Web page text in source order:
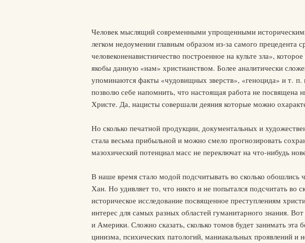
Человек мыслящий современными упрощенными
легком недоумении главным образом из-за самого
человеконенавистничество построенное на культе зла»,
якобы данную «нам» христианством. Более аналитически
упоминаются факты «чудовищных зверств», «геноцида» и т.
позволю себе напомнить, что настоящая работа не
Христе. Да, нацисты совершали деяния которые можно
Но сколько печатной продукции, документальных и
стала весьма прибыльной и можно смело прогнозировать
мазохический потенциал масс не переключат на что-нибудь
В наше время стало модой подсчитывать во сколько
Хан. Но удивляет то, что никто и не попытался подсчитать во
историческое исследование посвященное преступлениям
интерес для самых разных областей гуманитарного знания.
и Америки. Сложно сказать, сколько томов будет занимать эта
цинизма, психических патологий, маниакальных проявлений